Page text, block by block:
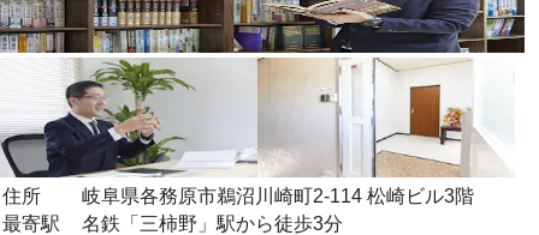
住所
岐阜県各務原市鵜沼川崎町2-114 松崎ビル3階
最寄駅
名鉄「三柿野」駅から徒歩3分